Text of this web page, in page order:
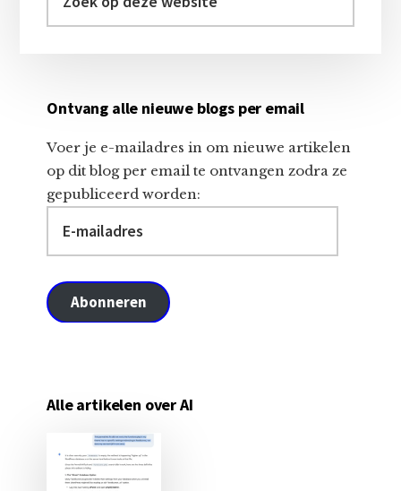
op
Ontvang alle nieuwe blogs per email
Voer je e-mailadres in om nieuwe artikelen
op dit blog per email te ontvangen zodra ze
gepubliceerd worden:
mailadres
Abonneren
Alle artikelen over AI